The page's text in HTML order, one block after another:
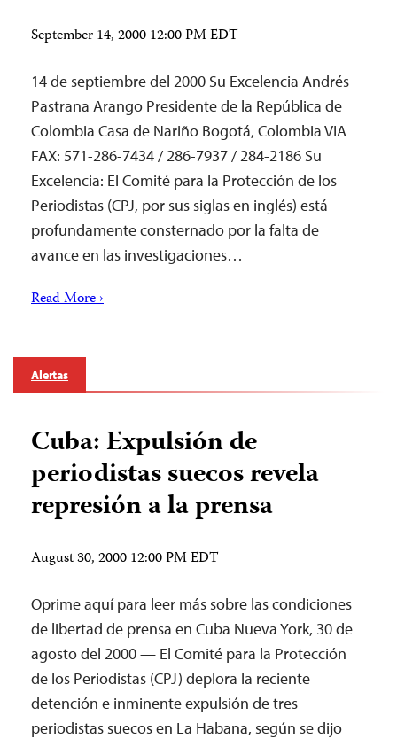
September 14, 2000 12:00 PM EDT
14 de septiembre del 2000 Su Excelencia Andrés
Pastrana Arango Presidente de la República de
Colombia Casa de Nariño Bogotá, Colombia VIA
FAX: 571-286-7434 / 286-7937 / 284-2186 Su
Excelencia: El Comité para la Protección de los
Periodistas (CPJ, por sus siglas en inglés) está
profundamente consternado por la falta de
avance en las investigaciones…
Read More ›
Alertas
Cuba: Expulsión de
periodistas suecos revela
represión a la prensa
August 30, 2000 12:00 PM EDT
Oprime aquí para leer más sobre las condiciones
de libertad de prensa en Cuba Nueva York, 30 de
agosto del 2000 — El Comité para la Protección
de los Periodistas (CPJ) deplora la reciente
detención e inminente expulsión de tres
periodistas suecos en La Habana, según se dijo